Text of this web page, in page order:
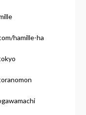
hamille-ha